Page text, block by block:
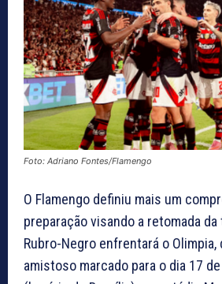
Foto: Adriano Fontes/Flamengo
O Flamengo definiu mais um
preparação visando a retomada da
Rubro-Negro enfrentará o Olimpia,
amistoso marcado para o dia 17